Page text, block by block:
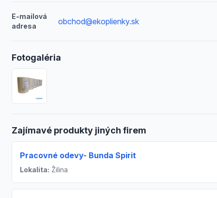
E-mailová
adresa
obchod@ekoplienky.sk
Fotogaléria
Zajímavé produkty jiných firem
Pracovné odevy- Bunda Spirit
Lokalita: Žilina